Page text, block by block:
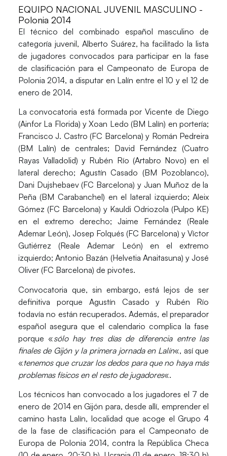
EQUIPO NACIONAL JUVENIL MASCULINO -
Polonia 2014
El técnico del combinado español masculino de
categoría juvenil, Alberto Suárez, ha facilitado la lista
de jugadores convocados para participar en la fase
de clasificación para elCampeonato de Europa de
Polonia 2014, a disputar en Lalín entre el 10 y el 12 de
enero de 2014.
La convocatoria está formada por Vicente de Diego
(Ainfor La Florida) yXoan Ledo (BM Lalín) en portería;
Francisco J. Castro (FC Barcelona) y Román Pedreira
(BM Lalín) de centrales; David Fernández (Cuatro
Rayas Valladolid) y Rubén Río (Artabro Novo) en el
lateral derecho; Agustín Casado (BM Pozoblanco),
Dani Dujshebaev(FC Barcelona) y Juan Muñoz de la
Peña (BM Carabanchel) en el lateral izquierdo; Aleix
Gómez (FC Barcelona) y Kauldi Odriozola (Pulpo KE)
en el extremo derecho;Jaime Fernández (Reale
Ademar León), Josep Folqués(FC Barcelona) yVíctor
Gutiérrez (Reale Ademar León) en el extremo
izquierdo;Antonio Bazán (Helvetia Anaitasuna) yJosé
Oliver(FC Barcelona) de pivotes.
Convocatoria que, sin embargo, está lejos de ser
definitiva porque Agustín Casado y Rubén Río
todavía no están recuperados. Además, el preparador
español asegura que el calendario complica la fase
porque «sólo hay tres días de diferencia entre las
finales de Gijón y la primera jornada en Lalín«, así que
«tenemos que cruzar los dedos para que no haya más
problemas físicos en el resto de jugadores«.
Los técnicos han convocado a los jugadores el 7 de
enero de 2014 en Gijón para, desde allí, emprender el
camino hasta Lalín, localidad que acoge el Grupo 4
de la fase de clasificación para el Campeonato de
Europa de Polonia 2014, contra la República Checa